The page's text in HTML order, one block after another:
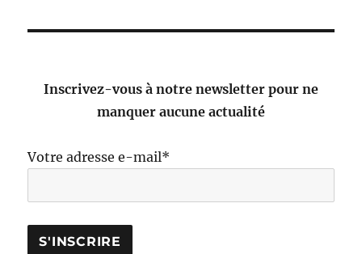
Inscrivez-vous à notre newsletter pour ne
manquer aucune actualité
Votre adresse e-mail*